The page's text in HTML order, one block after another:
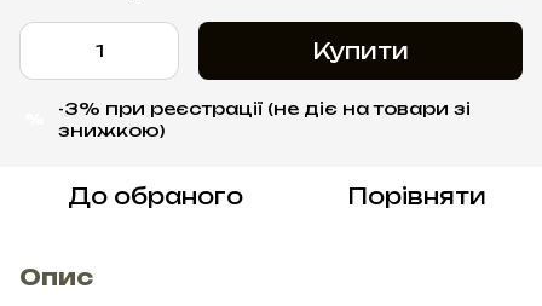
Купити
-3% при реєстрації (не діє на товари зі
знижкою)
До обраного Порівняти
Опис